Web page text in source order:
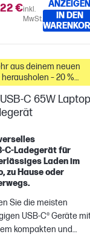
– ideal als
Notebook-Netzteil
als Reserve.
€inkl.
MwSt.
ANZEIGEN
IN DEN
aus deinem neuen
herausholen – 20 %
auf Zubehör
C 65W
für
Laden im
zu Hause oder
Sie die meisten
USB-C® Geräte
kompakten und